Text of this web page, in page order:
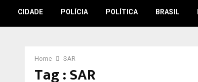
CIDADE POLÍCIA POLÍTICA BRASIL
Home SAR
Tag : SAR